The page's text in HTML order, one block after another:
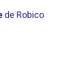
de Robico